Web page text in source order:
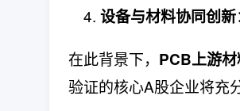
设备与材料协同创新
在此背景下， PCB上游
验证的核心A股企业将充